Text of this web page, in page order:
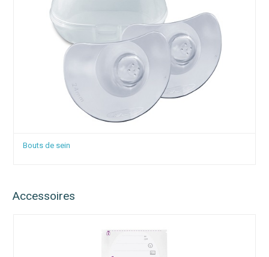
Coques en cire d'abeille vierge - MELICARE
Accessoires